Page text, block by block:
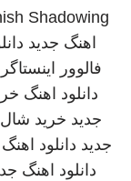
Shadowing
اهنگ جدید
فالوور
دانلود اهنگ
جدید خرید
جدید دانلود
دانلود اهنگ